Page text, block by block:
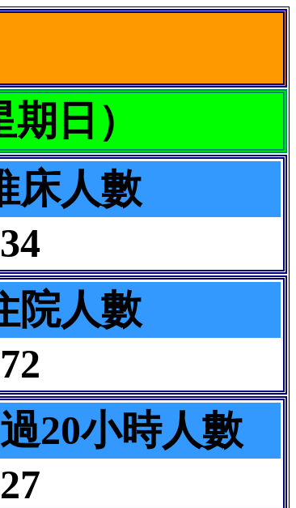
日）
床人數
34
院人數
72
20小時人數
27